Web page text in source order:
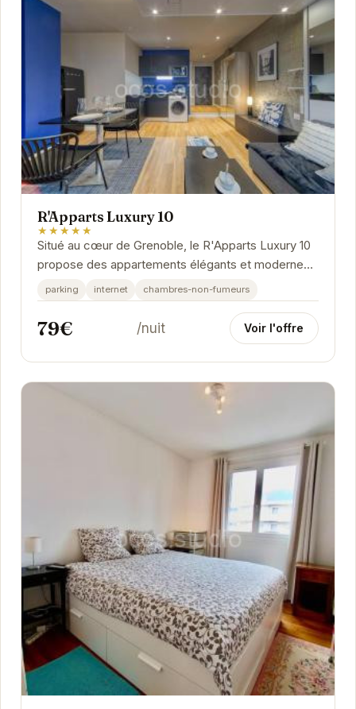
R'Apparts Luxury 10
★★★★★
Situé au cœur de Grenoble, le R'Apparts Luxury 10
propose des appartements élégants et modernes.
Chaque appartement est équipé d'une cuisine...
parking internet chambres-non-fumeurs
79€ /nuit Voir l'offre